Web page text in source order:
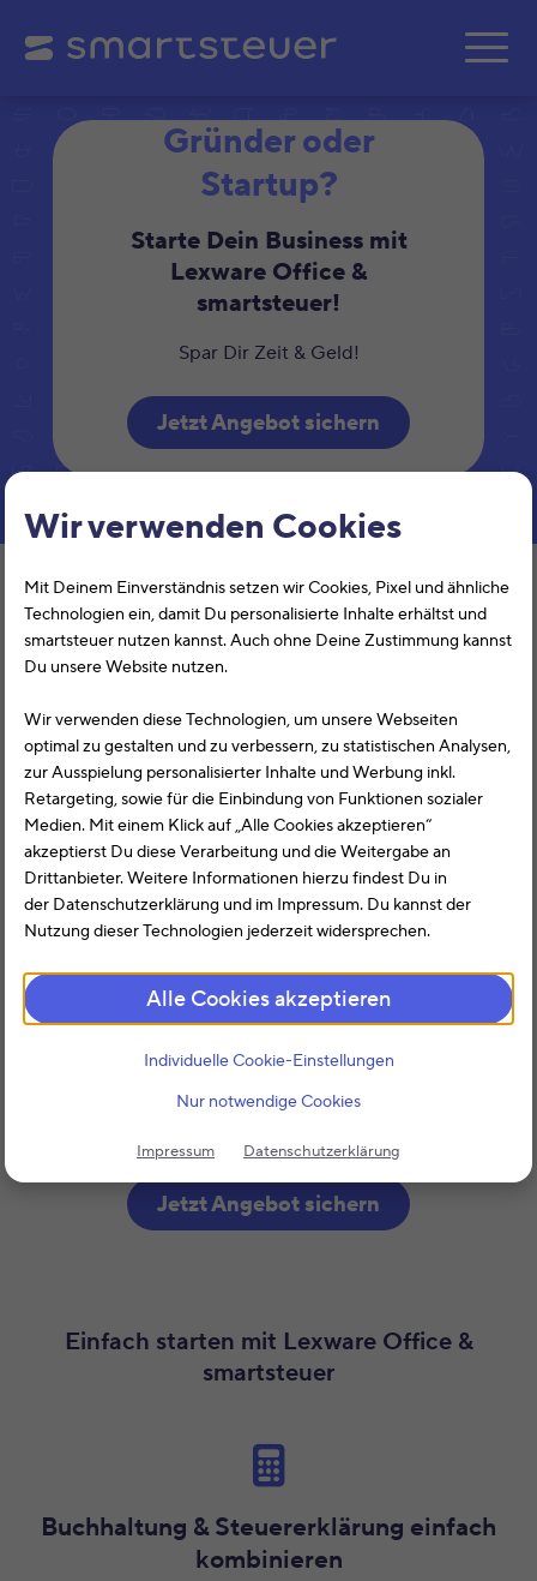
Wir verwenden Cookies
Mit Deinem Einverständnis setzen wir Cookies, Pixel und ähnliche
Technologien ein, damit Du personalisierte Inhalte erhältst und
smartsteuer nutzen kannst. Auch ohne Deine Zustimmung kannst
Du unsere Website nutzen.
Wir verwenden diese Technologien, um unsere Webseiten
optimal zu gestalten und zu verbessern, zu statistischen Analysen,
zur Ausspielung personalisierter Inhalte und Werbung inkl.
Retargeting, sowie für die Einbindung von Funktionen sozialer
Medien. Mit einem Klick auf „Alle Cookies akzeptieren“
akzeptierst Du diese Verarbeitung und die Weitergabe an
Drittanbieter. Weitere Informationen hierzu findest Du in
der Datenschutzerklärung und im Impressum. Du kannst der
Nutzung dieser Technologien jederzeit widersprechen.
Alle Cookies akzeptieren
Individuelle Cookie-Einstellungen
Nur notwendige Cookies
Impressum Datenschutzerklärung
Zum Hauptinhalt
Gründer oder
Startup?
Starte Dein Business mit
Lexware Office &
smartsteuer!
Spar Dir Zeit & Geld!
Jetzt Angebot sichern
Mit Lexware Office & smartsteuer sparst Du jetzt
richtig:
Jetzt Angebot sichern
Einfach starten mit Lexware Office &
smartsteuer
Buchhaltung & Steuererklärung einfach
kombinieren